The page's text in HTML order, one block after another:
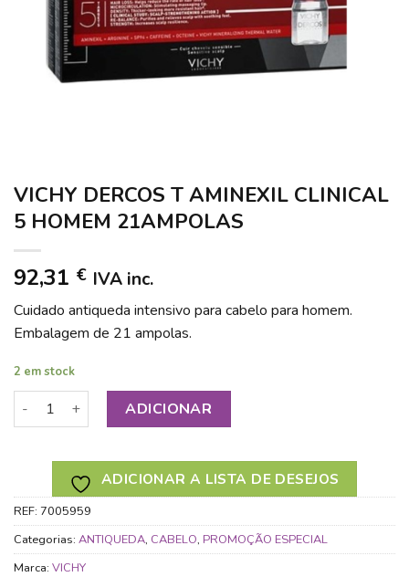
VICHY DERCOS T AMINEXIL CLINICAL
5 HOMEM 21AMPOLAS
92,31 € IVA inc.
Cuidado antiqueda intensivo para cabelo para homem.
Embalagem de 21 ampolas.
2 em stock
Quantidade de VICHY DERCOS T AMINEXIL CLINICAL 5
ADICIONAR
ADICIONAR A LISTA DE DESEJOS
REF: 7005959
Categorias: ANTIQUEDA, CABELO, PROMOÇÃO ESPECIAL
Marca: VICHY